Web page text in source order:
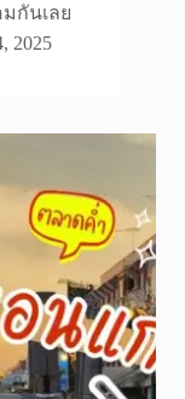
กันเลย
2025